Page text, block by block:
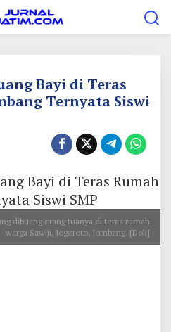
Bayi di Teras
Ternyata Siswi
dibuang orang tuanya di teras rumah
warga Sawiji, Jogoroto, Jombang. [Dok]